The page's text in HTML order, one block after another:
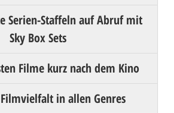
Serien-Staffeln auf Abruf mit
Sky Box Sets
Filme kurz nach dem Kino
in allen Genres